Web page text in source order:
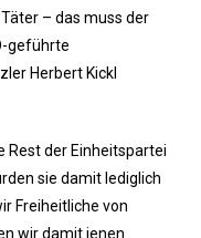
– das muss der
geführte
Herbert Kickl
Rest der Einheitspartei
sie damit lediglich
Freiheitliche von
wir damit jenen